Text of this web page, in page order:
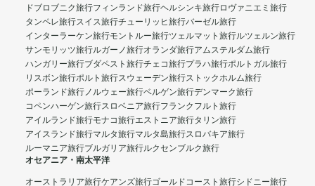
ドブロブニク旅行フィンランド旅行ヘルシンキ旅行ロヴァニエミ旅行
タンペレ旅行スイス旅行チューリッヒ旅行バーゼル旅行
インターラーケン旅行モントルー旅行ツェルマット旅行ルツェルン旅行
サンモリッツ旅行ルガーノ旅行オランダ旅行アムステルダム旅行
ハンガリー旅行ブダペスト旅行チェコ旅行プラハ旅行ポルトガル旅行
リスボン旅行ポルト旅行スウェーデン旅行ストックホルム旅行
ポーランド旅行ノルウェー旅行ベルゲン旅行デンマーク旅行
コペンハーゲン旅行スロベニア旅行フランクフルト旅行
アイルランド旅行モナコ旅行エストニア旅行タリン旅行
アイスランド旅行マルタ旅行マルタ島旅行スロバキア旅行
ルーマニア旅行ブルガリア旅行ルクセンブルク旅行
オセアニア・南太平洋
オーストラリア旅行ケアンズ旅行ゴールドコースト旅行シドニー旅行